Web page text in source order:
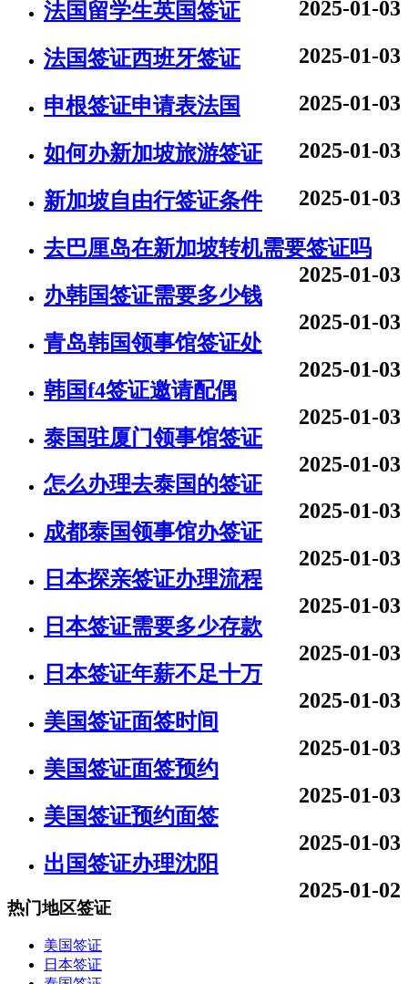
法国留学生英国签证 2025-01-03
法国签证西班牙签证 2025-01-03
申根签证申请表法国 2025-01-03
如何办新加坡旅游签证 2025-01-03
新加坡自由行签证条件 2025-01-03
去巴厘岛在新加坡转机需要签证吗
2025-01-03
办韩国签证需要多少钱
2025-01-03
青岛韩国领事馆签证处
2025-01-03
韩国f4签证邀请配偶
2025-01-03
泰国驻厦门领事馆签证
2025-01-03
怎么办理去泰国的签证
2025-01-03
成都泰国领事馆办签证
2025-01-03
日本探亲签证办理流程
2025-01-03
日本签证需要多少存款
2025-01-03
日本签证年薪不足十万
2025-01-03
美国签证面签时间
2025-01-03
美国签证面签预约
2025-01-03
美国签证预约面签
2025-01-03
出国签证办理沈阳
2025-01-02
热门地区签证
美国签证
日本签证